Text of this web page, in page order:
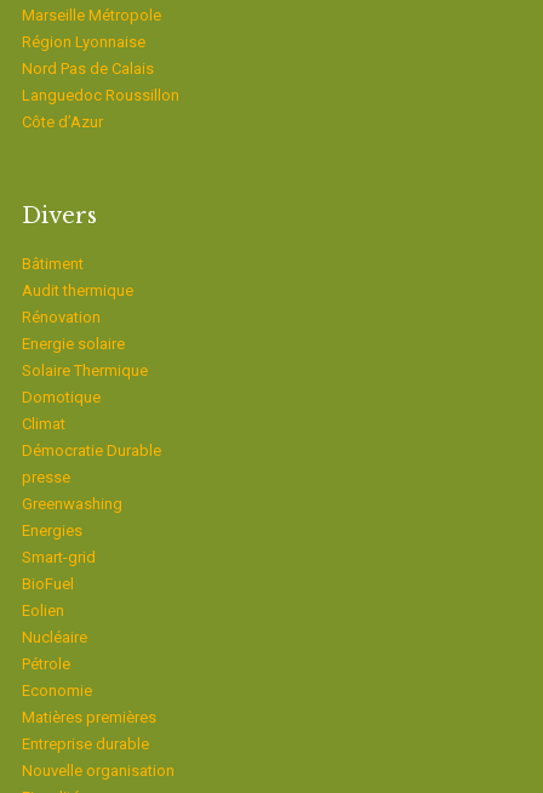
Marseille Métropole
Région Lyonnaise
Nord Pas de Calais
Languedoc Roussillon
Côte d’Azur
Divers
Bâtiment
Audit thermique
Rénovation
Energie solaire
Solaire Thermique
Domotique
Climat
Démocratie Durable
presse
Greenwashing
Energies
Smart-grid
BioFuel
Eolien
Nucléaire
Pétrole
Economie
Matières premières
Entreprise durable
Nouvelle organisation